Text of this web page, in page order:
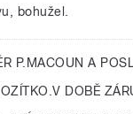
bohužel.
P.MACOUN A
DOBĚ